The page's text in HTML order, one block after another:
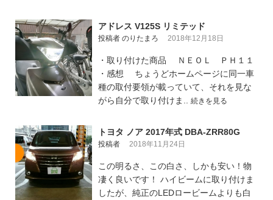
アドレス V125S リミテッド
投稿者 のりたまろ 2018年12月18日
・取り付けた商品 ＮＥＯＬ ＰＨ１１
・感想 ちょうどホームページに同一車
種の取付要領が載っていて、それを見な
がら自分で取り付けま.. 続きを見る
トヨタ ノア 2017年式 DBA-ZRR80G
投稿者 2018年11月24日
この明るさ、この白さ、しかも安い！物
凄く良いです！ ハイビームに取り付けま
したが、純正のLEDロービームよりも白